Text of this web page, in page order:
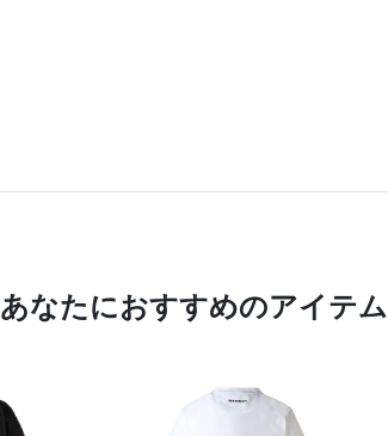
あなたにおすすめのアイテム